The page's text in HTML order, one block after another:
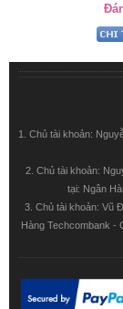
1. Chủ tài khoản:
2. Chủ tài khoản:
tại: Ngân
3. Chủ tài khoản: Vũ
Hàng Techcombank -